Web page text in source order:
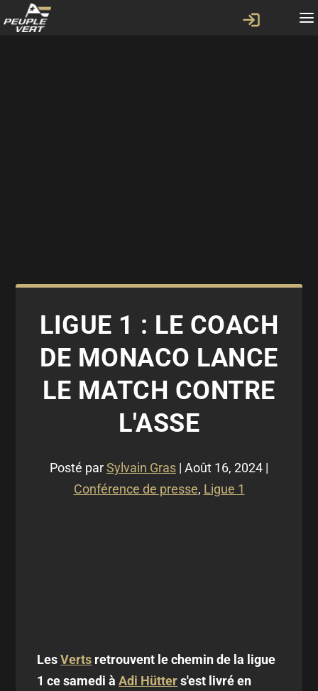
LIGUE 1 : LE COACH
DE MONACO LANCE
LE MATCH CONTRE
L'ASSE
Posté parSylvain Gras | Août 16, 2024 |
Conférence de presse, Ligue 1
LesVerts retrouvent le chemin de la ligue
1 ce samedi àAdi Hütters'est livré en